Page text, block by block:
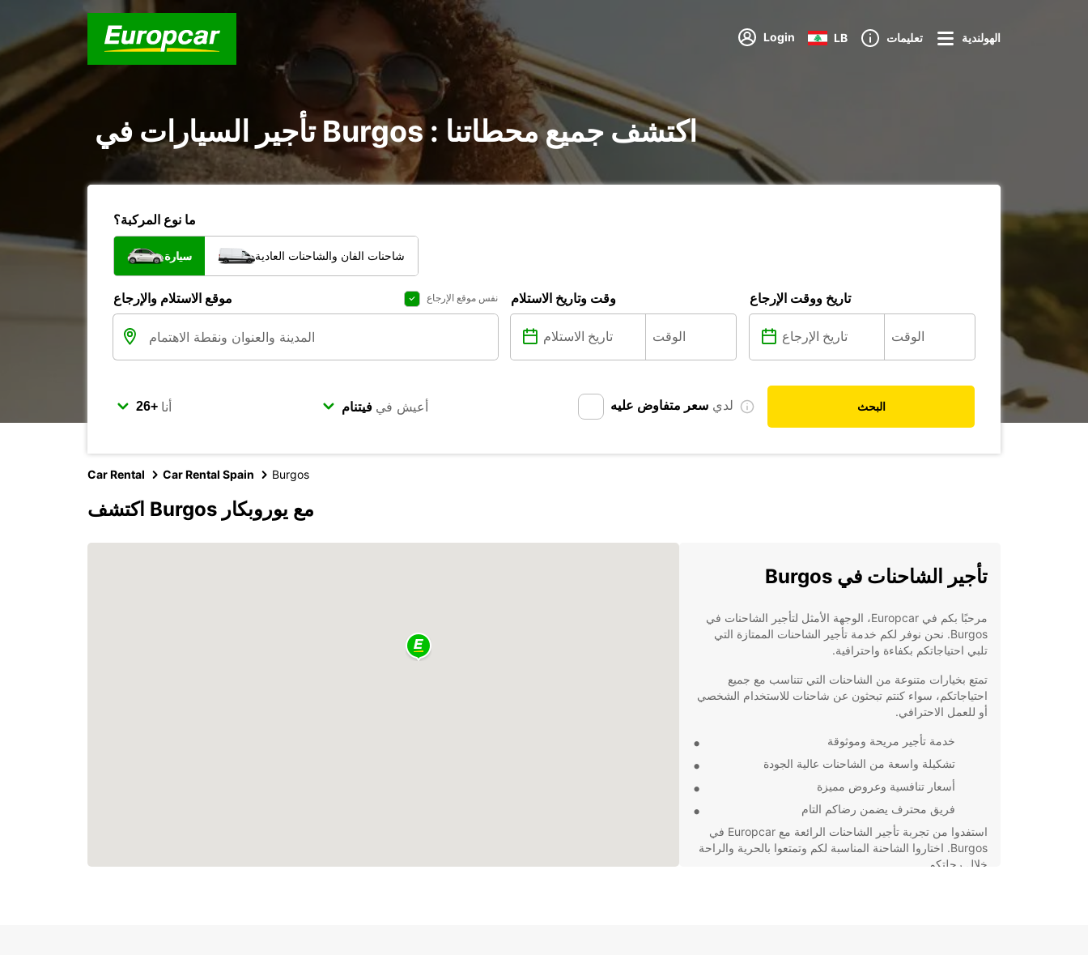
Login LB تعليمات الهولندية
تأجير السيارات في Burgos : اكتشف جميع محطاتنا
ما نوع المركبة؟
سيارة شاحنات الفان والشاحنات العادية
موقع الاستلام والإرجاع نفس موقع الإرجاع وقت وتاريخ الاستلام تاريخ ووقت الإرجاع
أنا أعيش في لدي سعر متفاوض عليه البحث
Car Rental Car Rental Spain Burgos
اكتشف Burgos مع يوروبكار
تأجير الشاحنات في Burgos
مرحبًا بكم في Europcar، الوجهة الأمثل لتأجير الشاحنات في
Burgos. نحن نوفر لكم خدمة تأجير الشاحنات الممتازة التي
تلبي احتياجاتكم بكفاءة واحترافية.
تمتع بخيارات متنوعة من الشاحنات التي تتناسب مع جميع
احتياجاتكم، سواء كنتم تبحثون عن شاحنات للاستخدام الشخصي
أو للعمل الاحترافي.
خدمة تأجير مريحة وموثوقة
تشكيلة واسعة من الشاحنات عالية الجودة
أسعار تنافسية وعروض مميزة
فريق محترف يضمن رضاكم التام
استفدوا من تجربة تأجير الشاحنات الرائعة مع Europcar في
Burgos. اختاروا الشاحنة المناسبة لكم وتمتعوا بالحرية والراحة
خلال رحلتكم.